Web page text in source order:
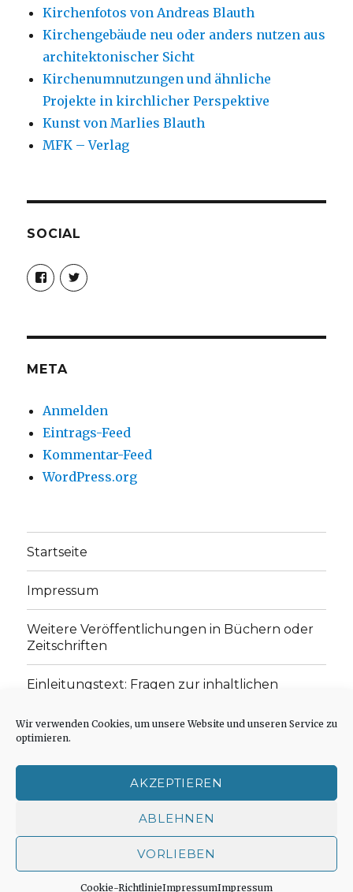
Wir verwenden Cookies, um unsere Website und unseren Service zu
optimieren.
AKZEPTIEREN
ABLEHNEN
VORLIEBEN
Cookie-RichtlinieImpressumImpressum
Kirchenfotos von Andreas Blauth
Kirchengebäude neu oder anders nutzen aus
architektonischer Sicht
Kirchenumnutzungen und ähnliche
Projekte in kirchlicher Perspektive
Kunst von Marlies Blauth
MFK – Verlag
SOCIAL
Profil
von
christoph.fleischer1
anzeigen
Profil
von
anzeigen
META
Anmelden
Eintrags-Feed
Kommentar-Feed
WordPress.org
Startseite
Impressum
Weitere Veröffentlichungen in Büchern oder
Zeitschriften
Einleitungstext: Fragen zur inhaltlichen
„schwachen Glaubens“
Cookie-Richtlinie (EU)
Impressum